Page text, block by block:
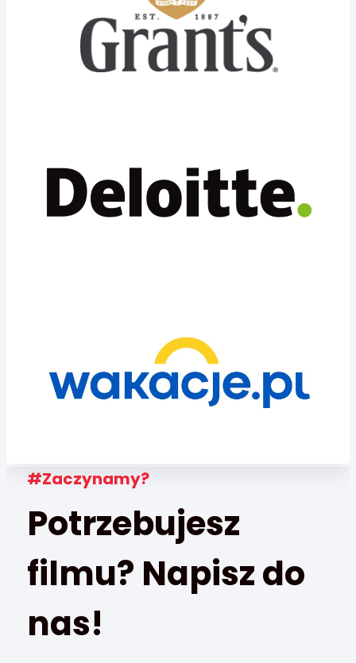
#Zaczynamy?
Potrzebujesz
filmu? Napisz do
nas!